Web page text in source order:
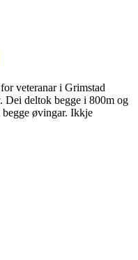
veteranar i Grimstad
Dei deltok begge i 800m og
begge øvingar. Ikkje